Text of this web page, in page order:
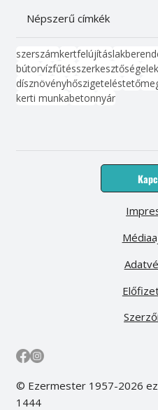
Népszerű címkék
szerszámkertfelújítás
bútorvízfűtésszerkesztőség
dísznövényhőszigeteléstető
kerti munkabetonnyár
© Ezermester 1957-2026
1444